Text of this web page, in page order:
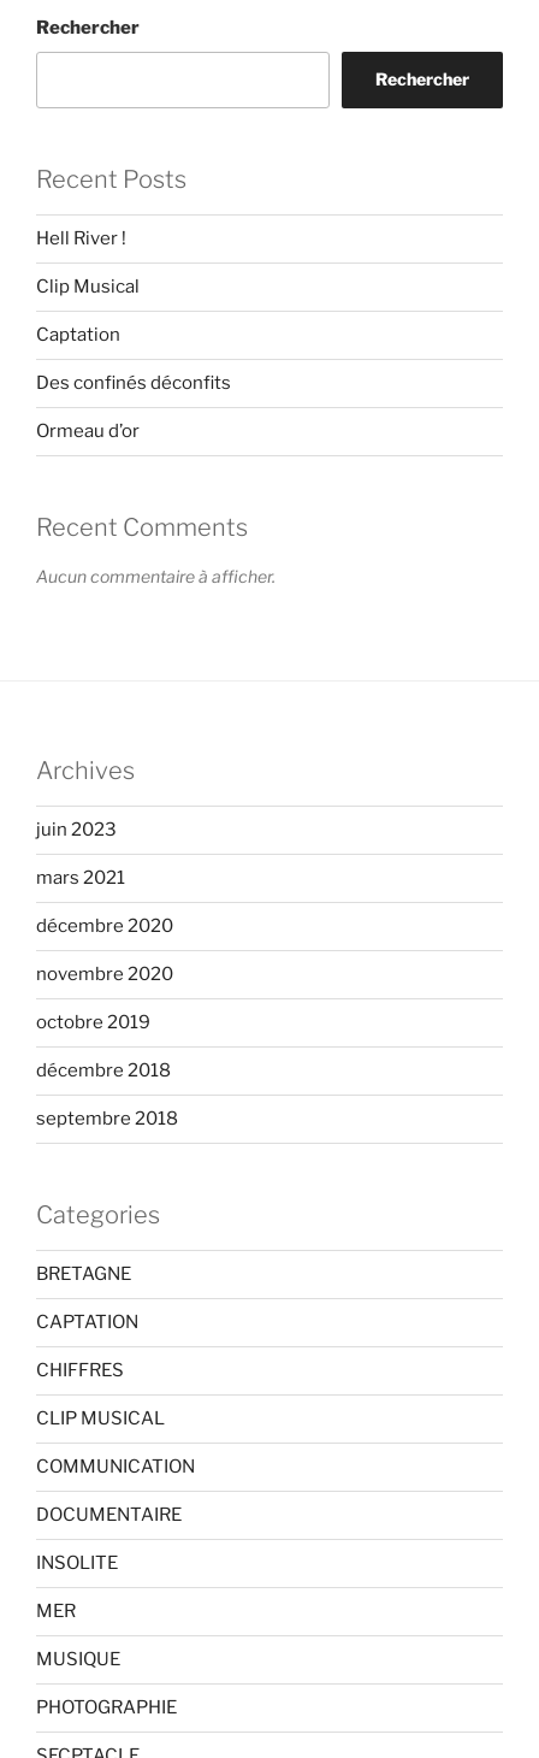
Rechercher
Rechercher
Recent Posts
Hell River !
Clip Musical
Captation
Des confinés déconfits
Ormeau d’or
Recent Comments
Aucun commentaire à afficher.
Archives
juin 2023
mars 2021
décembre 2020
novembre 2020
octobre 2019
décembre 2018
septembre 2018
Categories
BRETAGNE
CAPTATION
CHIFFRES
CLIP MUSICAL
COMMUNICATION
DOCUMENTAIRE
INSOLITE
MER
MUSIQUE
PHOTOGRAPHIE